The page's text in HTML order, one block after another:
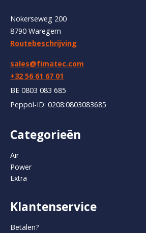
Nokerseweg 200
8790 Waregem
Routebeschrijving
sales@fimatec.com
+32 56 61 67 01
BE 0803 083 685
Peppol-ID: 0208:0803083685
Categorieën
Air
Power
Extra
Klantenservice
Betalen?